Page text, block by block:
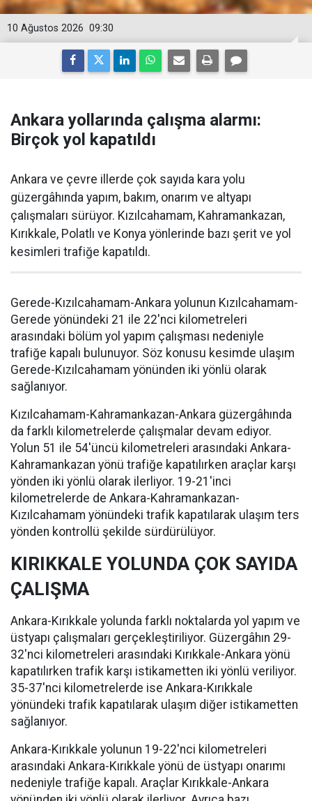
09:30
10 Ağustos 2026
Ankara yollarında çalışma alarmı:
Birçok yol kapatıldı
Ankara ve çevre illerde çok sayıda kara yolu
güzergâhında yapım, bakım, onarım ve altyapı
çalışmaları sürüyor. Kızılcahamam, Kahramankazan,
Kırıkkale, Polatlı ve Konya yönlerinde bazı şerit ve yol
kesimleri trafiğe kapatıldı.
Gerede-Kızılcahamam-Ankara yolunun Kızılcahamam-
Gerede yönündeki 21 ile 22'nci kilometreleri
arasındaki bölüm yol yapım çalışması nedeniyle
trafiğe kapalı bulunuyor. Söz konusu kesimde ulaşım
Gerede-Kızılcahamam yönünden iki yönlü olarak
sağlanıyor.
Kızılcahamam-Kahramankazan-Ankara güzergâhında
da farklı kilometrelerde çalışmalar devam ediyor.
Yolun 51 ile 54'üncü kilometreleri arasındaki Ankara-
Kahramankazan yönü trafiğe kapatılırken araçlar karşı
yönden iki yönlü olarak ilerliyor. 19-21'inci
kilometrelerde de Ankara-Kahramankazan-
Kızılcahamam yönündeki trafik kapatılarak ulaşım ters
yönden kontrollü şekilde sürdürülüyor.
KIRIKKALE YOLUNDA ÇOK SAYIDA
ÇALIŞMA
Ankara-Kırıkkale yolunda farklı noktalarda yol yapım ve
üstyapı çalışmaları gerçekleştiriliyor. Güzergâhın 29-
32'nci kilometreleri arasındaki Kırıkkale-Ankara yönü
kapatılırken trafik karşı istikametten iki yönlü veriliyor.
35-37'nci kilometrelerde ise Ankara-Kırıkkale
yönündeki trafik kapatılarak ulaşım diğer istikametten
sağlanıyor.
Ankara-Kırıkkale yolunun 19-22'nci kilometreleri
arasındaki Ankara-Kırıkkale yönü de üstyapı onarımı
nedeniyle trafiğe kapalı. Araçlar Kırıkkale-Ankara